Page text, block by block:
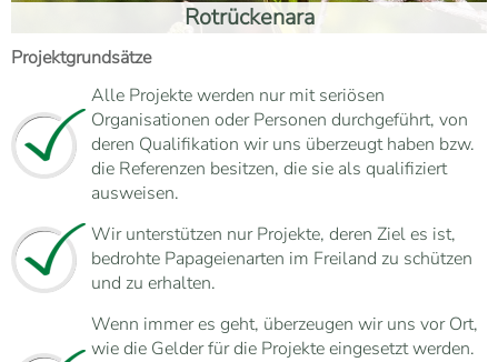
Rotrückenara
Projektgrundsätze
Alle Projekte werden nur mit seriösen
Organisationen oder Personen durchgeführt, von
deren Qualifikation wir uns überzeugt haben bzw.
die Referenzen besitzen, die sie als qualifiziert
ausweisen.
Wir unterstützen nur Projekte, deren Ziel es ist,
bedrohte Papageienarten im Freiland zu schützen
und zu erhalten.
Wenn immer es geht, überzeugen wir uns vor Ort,
wie die Gelder für die Projekte eingesetzt werden.